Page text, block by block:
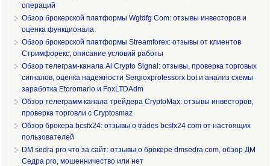
операций
Обзор брокерской платформы Wgtdfg Com: отзывы инвесторов и
оценка функционала
Обзор брокерской платформы Streamforex: отзывы от клиентов
Стримфорекс, описание условий работы
Обзор телеграм-канала Ai Crypto Signal: отзывы, проверка торговых
сигналов, оценка надежности Sergioxprofessorx bot и анализ схемы
заработка Etoromario и FoxLTDAdm
Обзор телеграмм канала трейдера CryptoMax: отзывы инвесторов,
проверка торговли с Cryptosmaz
Обзор брокера bcsfx24: отзывы о trades bcsfx24 com от настоящих
пользователей
DM sedra pro что за сайт: отзывы о брокере dmsedra com, обзор ДМ
Седра pro, мошенничество или нет